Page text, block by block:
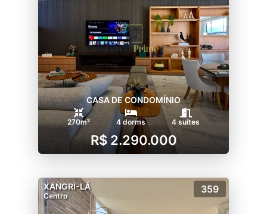
CASA DE CONDOMÍNIO
270m² 4 dorms 4 suítes
R$ 2.290.000
XANGRI-LÁ
Centro
359